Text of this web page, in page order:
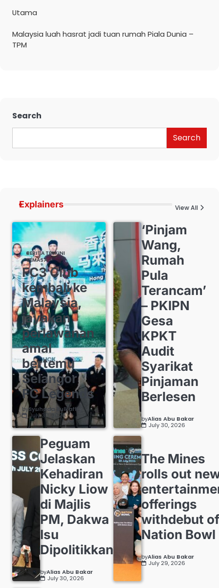
Utama
Malaysia luah hasrat jadi tuan rumah Piala Dunia –
TPM
Search
Search
Explainers View All
BERITA TERKINI
SEMASA
FC3 Club
kembali ke
Malaysia,
jayakan
perlawanan
amal
bertemu
Selangor
FC Legends
bySyuhada Zulkafli
July 30, 2026
‘Pinjam
Wang,
Rumah
Pula
Terancam’
– PKIPN
Gesa
KPKT
Audit
Syarikat
Pinjaman
Berlesen
byAlias Abu Bakar
July 30, 2026
Peguam
Jelaskan
Kehadiran
Nicky Liow
di Majlis
PM, Dakwa
Isu
Dipolitikkan
byAlias Abu Bakar
July 30, 2026
The Mines
rolls out
offerings
withdebut
Nation Bowl
byAlias Abu Bakar
July 29, 2026